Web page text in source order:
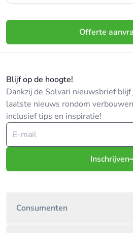
Offerte
Blijf op de hoogte!
Dankzij de Solvari nieuwsbrief
laatste nieuws rondom
inclusief tips en inspiratie!
Inschrijven
Consumenten